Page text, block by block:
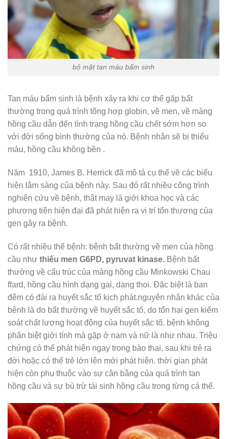
bộ mặt tan máu bẩm sinh
Tan máu bẩm sinh là bệnh xảy ra khi cơ thể gặp bất
thường trong quá trình tổng hợp globin, về men, về màng
hồng cầu dẫn đến tình trạng hồng cầu chết sớm hơn so
với đời sống bình thường của nó. Bệnh nhân sẽ bị thiếu
máu, hồng cầu không bền .
Năm 1910, James B. Herrick đã mô tả cụ thể về các biểu
hiện lâm sàng của bệnh này. Sau đó rất nhiều công trình
nghiên cứu về bệnh, thật may là giới khoa học và các
phương tiện hiện đại đã phát hiện ra vị trí tổn thương của
gen gây ra bệnh.
Có rất nhiều thể bệnh: bệnh bất thường về men của hồng
cầu như thiếu men G6PD, pyruvat kinase. Bệnh bất
thường về cấu trúc của màng hồng cầu Minkowski Chau
ffard, hồng cầu hình dạng gai, dạng thoi. Đặc biệt là ban
đêm có đái ra huyết sắc tố kịch phát.nguyên nhân khác của
bệnh là do bất thường về huyết sắc tố, do tổn hại gen kiểm
soát chất lượng hoạt động của huyết sắc tố. bệnh không
phân biệt giới tính mà gặp ở nam và nữ là như nhau. Triệu
chứng có thể phát hiện ngay trong bào thai, sau khi trẻ ra
đời hoặc có thể trẻ lớn lên mới phát hiện. thời gian phát
hiện còn phụ thuộc vào sự cân bằng của quá trình tan
hồng cầu và sự bù trừ tái sinh hồng cầu trong từng cá thể.